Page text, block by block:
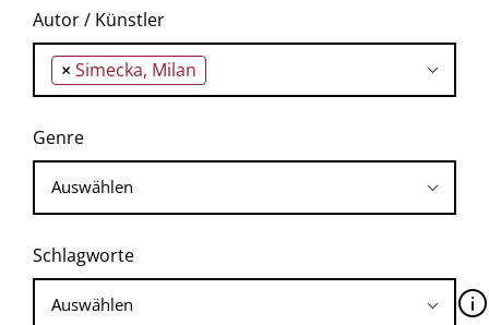
Autor / Künstler
× Simecka, Milan
Genre
Schlagworte
🛈